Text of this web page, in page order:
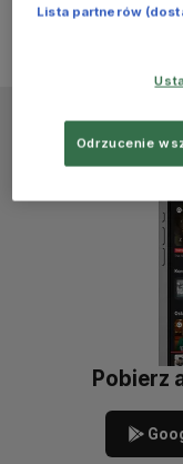
Pobierz
Lista partnerów
Odrzucenie